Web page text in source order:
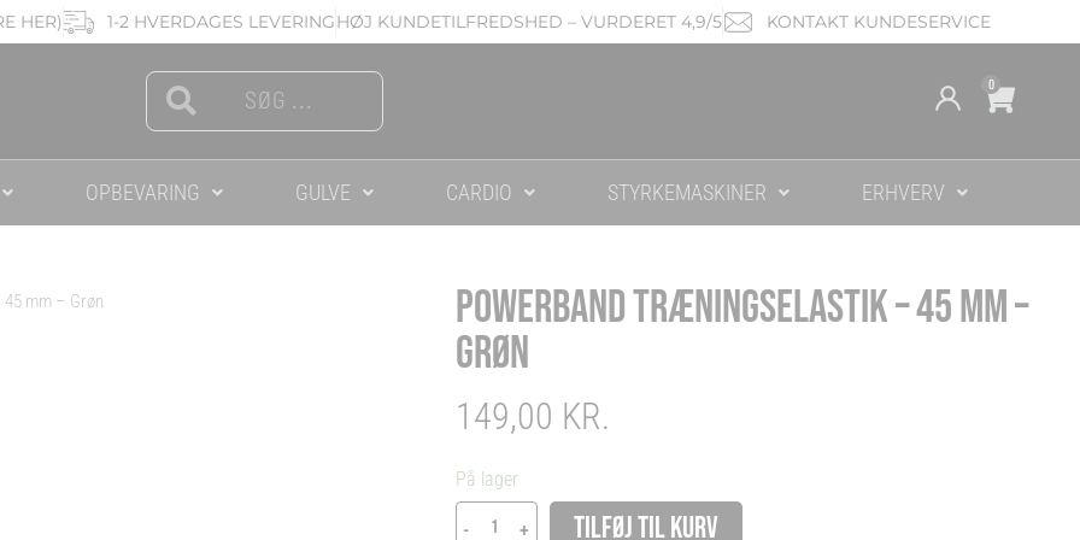
HER) 1-2 HVERDAGES LEVERINGHØJ KUNDETILFREDSHED – VURDERET 4,9/5 KONTAKT KUNDESERVICE
Search Search 0
Cart
OPBEVARING GULVE CARDIO STYRKEMASKINER ERHVERV
mm – Grøn
POWERBAND TRÆNINGSELASTIK – 45 MM –
GRØN
149,00 KR.
På lager
-
Powerband
Træningselastik
+ TILFØJ TIL KURV